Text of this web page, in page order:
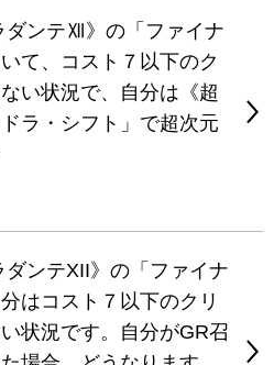
ダンテⅫ》の「ファイナ
て、コスト７以下のク
い状況で、自分は《超
ラ・シフト」で超次元
ンテXII》の「ファイナ
はコスト７以下のクリ
状況です。自分がGR召